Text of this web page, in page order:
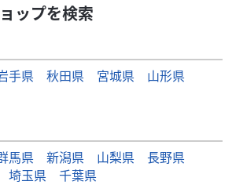
ップを検索
手県 秋田県 宮城県
山形県
馬県 新潟県 山梨県
長野県
埼玉県
千葉県